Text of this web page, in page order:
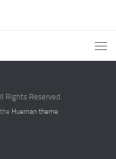
Rights Reserved.
Hueman theme